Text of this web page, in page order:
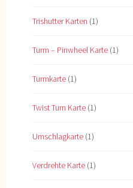
Trishutter Karten (1)
Turm – Pinwheel Karte (1)
Turmkarte (1)
Twist Turn Karte (1)
Umschlagkarte (1)
Verdrehte Karte (1)